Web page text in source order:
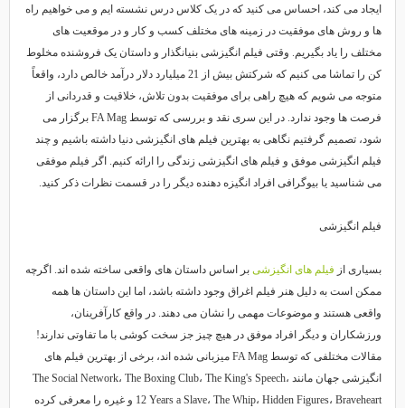
ایجاد می کند، احساس می کنید که در یک کلاس درس نشسته ایم و می خواهیم راه
ها و روش های موفقیت در زمینه های مختلف کسب و کار و در موقعیت های
مختلف را یاد بگیریم. وقتی فیلم انگیزشی بنیانگذار و داستان یک فروشنده مخلوط
کن را تماشا می کنیم که شرکتش بیش از 21 میلیارد دلار درآمد خالص دارد، واقعاً
متوجه می شویم که هیچ راهی برای موفقیت بدون تلاش، خلاقیت و قدردانی از
فرصت ها وجود ندارد. در این سری نقد و بررسی که توسط FA Mag برگزار می
شود، تصمیم گرفتیم نگاهی به بهترین فیلم های انگیزشی دنیا داشته باشیم و چند
فیلم انگیزشی موفق و فیلم های انگیزشی زندگی را ارائه کنیم. اگر فیلم موفقی
می شناسید یا بیوگرافی افراد انگیزه دهنده دیگر را در قسمت نظرات ذکر کنید.
فیلم انگیزشی
بسیاری از فیلم های انگیزشیبر اساس داستان های واقعی ساخته شده اند. اگرچه
ممکن است به دلیل هنر فیلم اغراق وجود داشته باشد، اما این داستان ها همه
واقعی هستند و موضوعات مهمی را نشان می دهند. در واقع کارآفرینان،
ورزشکاران و دیگر افراد موفق در هیچ چیز جز سخت کوشی با ما تفاوتی ندارند!
مقالات مختلفی که توسط FA Mag میزبانی شده اند، برخی از بهترین فیلم های
انگیزشی جهان مانند The Social Network، The Boxing Club، The King's Speech،
12 Years a Slave، The Whip، Hidden Figures، Braveheart و غیره را معرفی کرده